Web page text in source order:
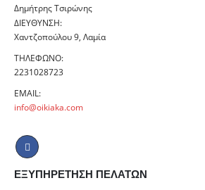
Δημήτρης Τσιρώνης
ΔΙΕΎΘΥΝΣΗ:
Χαντζοπούλου 9, Λαμία
ΤΗΛΈΦΩΝΟ:
2231028723
EMAIL:
info@oikiaka.com
ΕΞΥΠΗΡΕΤΗΣΗ ΠΕΛΑΤΩΝ